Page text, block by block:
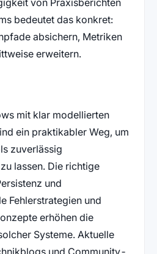
bedeutet das konkret:
absichern, Metriken
erweitern.
mit klar modellierten
ein praktikabler Weg, um
zuverlässig
lassen. Die richtige
und
Fehlerstrategien und
erhöhen die
Systeme. Aktuelle
und Community-